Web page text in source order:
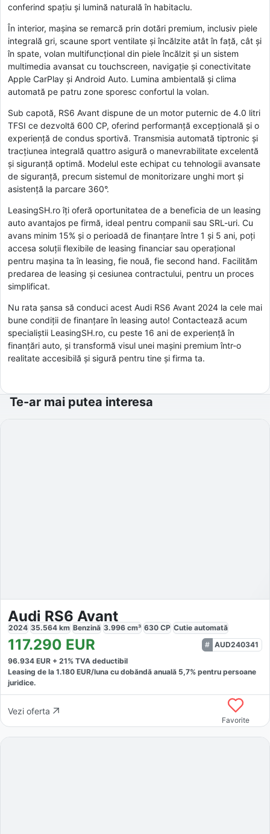
conferind spațiu și lumină naturală în habitaclu.
În interior, mașina se remarcă prin dotări premium, inclusiv piele
integrală gri, scaune sport ventilate și încălzite atât în față, cât și
în spate, volan multifuncțional din piele încălzit și un sistem
multimedia avansat cu touchscreen, navigație și conectivitate
Apple CarPlay și Android Auto. Lumina ambientală și clima
automată pe patru zone sporesc confortul la volan.
Sub capotă, RS6 Avant dispune de un motor puternic de 4.0 litri
TFSI ce dezvoltă 600 CP, oferind performanță excepțională și o
experiență de condus sportivă. Transmisia automată tiptronic și
tracțiunea integrală quattro asigură o manevrabilitate excelentă
și siguranță optimă. Modelul este echipat cu tehnologii avansate
de siguranță, precum sistemul de monitorizare unghi mort și
asistență la parcare 360°.
LeasingSH.ro îți oferă oportunitatea de a beneficia de un leasing
auto avantajos pe firmă, ideal pentru companii sau SRL-uri. Cu
avans minim 15% și o perioadă de finanțare între 1 și 5 ani, poți
accesa soluții flexibile de leasing financiar sau operațional
pentru mașina ta în leasing, fie nouă, fie second hand. Facilităm
predarea de leasing și cesiunea contractului, pentru un proces
simplificat.
Nu rata șansa să conduci acest Audi RS6 Avant 2024 la cele mai
bune condiții de finanțare în leasing auto! Contactează acum
specialiștii LeasingSH.ro, cu peste 16 ani de experiență în
finanțări auto, și transformă visul unei mașini premium într-o
realitate accesibilă și sigură pentru tine și firma ta.
Te-ar mai putea interesa
Audi RS6 Avant
2024 35.564 km Benzină 3.996 cm³ 630 CP Cutie automată
117.290 EUR
AUD240341
96.934 EUR + 21% TVA deductibil
Leasing de la 1.180 EUR/luna cu dobăndă anuală 5,7% pentru persoane
juridice.
Vezi oferta
Favorite